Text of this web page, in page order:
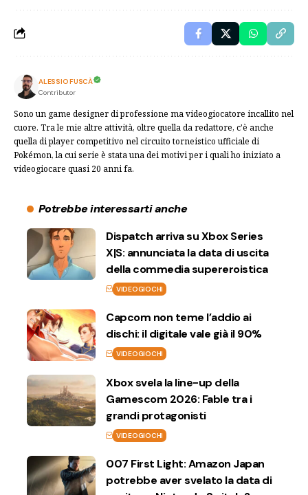
ALESSIO FUSCÀ
Contributor
Sono un game designer di professione ma videogiocatore incallito nel
cuore. Tra le mie altre attività, oltre quella da redattore, c'è anche
quella di player competitivo nel circuito torneistico ufficiale di
Pokémon, la cui serie è stata una dei motivi per i quali ho iniziato a
videogiocare quasi 20 anni fa.
Potrebbe interessarti anche
Dispatch arriva su Xbox Series
X|S: annunciata la data di uscita
della commedia supereroistica
VIDEOGIOCHI
Capcom non teme l’addio ai
dischi: il digitale vale già il 90%
VIDEOGIOCHI
Xbox svela la line-up della
Gamescom 2026: Fable tra i
grandi protagonisti
VIDEOGIOCHI
007 First Light: Amazon Japan
potrebbe aver svelato la data di